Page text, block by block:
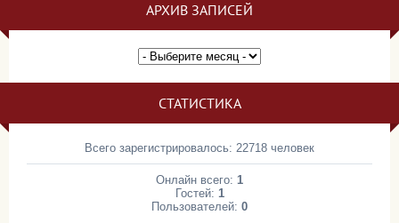
АРХИВ ЗАПИСЕЙ
СТАТИСТИКА
Всего зарегистрировалось: 22718 человек
Онлайн всего: 1
Гостей: 1
Пользователей: 0